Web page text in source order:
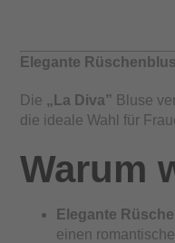
Elegante
Die „La Diva” Bluse
die ideale Wahl für
Warum
Elegante
einen